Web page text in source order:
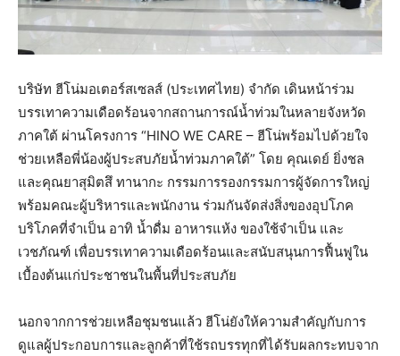
บริษัท ฮีโน่มอเตอร์สเซลส์ (ประเทศไทย) จำกัด เดินหน้าร่วม
บรรเทาความเดือดร้อนจากสถานการณ์น้ำท่วมในหลายจังหวัด
ภาคใต้ ผ่านโครงการ “HINO WE CARE – ฮีโน่พร้อมไปด้วยใจ
ช่วยเหลือพี่น้องผู้ประสบภัยน้ำท่วมภาคใต้” โดย คุณเดย์ ยิ่งชล
และคุณยาสุมิตสึ ทานากะ กรรมการรองกรรมการผู้จัดการใหญ่
พร้อมคณะผู้บริหารและพนักงาน ร่วมกันจัดส่งสิ่งของอุปโภค
บริโภคที่จำเป็น อาทิ น้ำดื่ม อาหารแห้ง ของใช้จำเป็น และ
เวชภัณฑ์ เพื่อบรรเทาความเดือดร้อนและสนับสนุนการฟื้นฟูใน
เบื้องต้นแก่ประชาชนในพื้นที่ประสบภัย
นอกจากการช่วยเหลือชุมชนแล้ว ฮีโน่ยังให้ความสำคัญกับการ
ดูแลผู้ประกอบการและลูกค้าที่ใช้รถบรรทุกที่ได้รับผลกระทบจาก